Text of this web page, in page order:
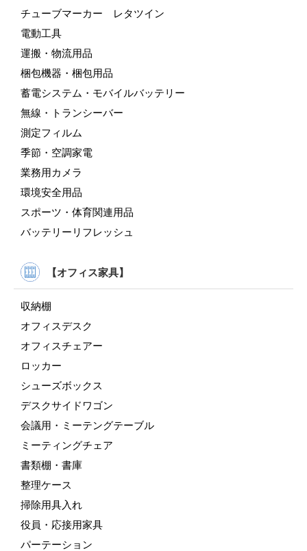
チューブマーカー レタツイン
電動工具
運搬・物流用品
梱包機器・梱包用品
蓄電システム・モバイルバッテリー
無線・トランシーバー
測定フィルム
季節・空調家電
業務用カメラ
環境安全用品
スポーツ・体育関連用品
バッテリーリフレッシュ
【オフィス家具】
収納棚
オフィスデスク
オフィスチェアー
ロッカー
シューズボックス
デスクサイドワゴン
会議用・ミーテングテーブル
ミーティングチェア
書類棚・書庫
整理ケース
掃除用具入れ
役員・応接用家具
パーテーション